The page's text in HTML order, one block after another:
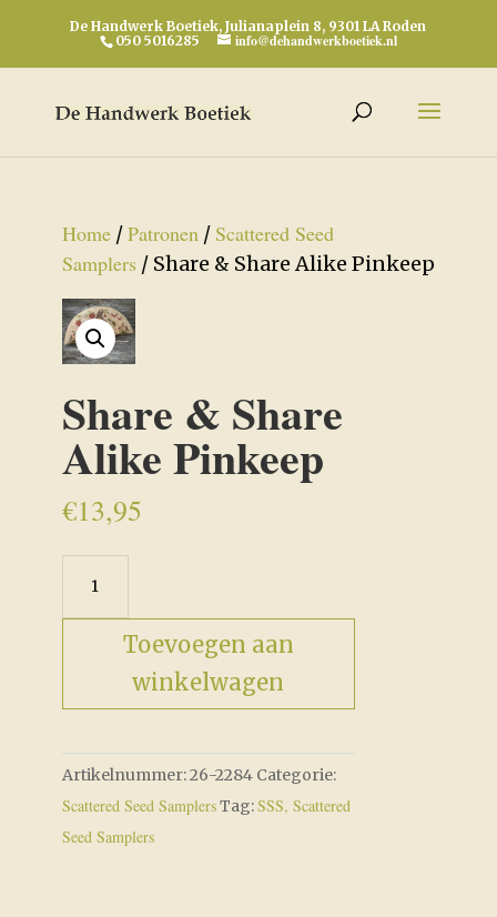
De Handwerk Boetiek, Julianaplein 8, 9301 LA Roden
050 5016285
info@dehandwerkboetiek.nl
Home/Patronen/ Scattered Seed
Samplers / Share & Share Alike Pinkeep
Share & Share
Alike Pinkeep
€13,95
Pinkeep
Toevoegen aan
winkelwagen
Artikelnummer:26-2284 Categorie:
Scattered Seed SamplersTag:SSS, Scattered
Seed Samplers